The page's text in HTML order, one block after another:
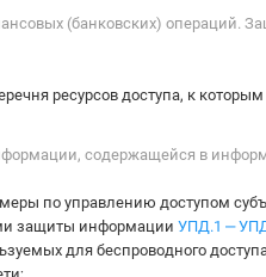
(банковских)
ресурсов доступа, к
содержащейся в
по управлению доступом
защиты информации УПД.1 ‒
для беспроводного